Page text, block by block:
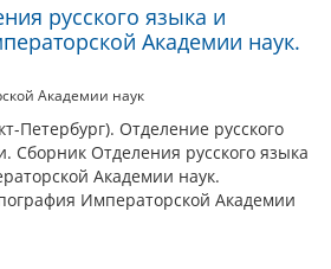
русского языка и
Академии наук.
Академии наук
Петербург). Отделение русского
Сборник Отделения русского языка
Академии наук.
Императорской Академии